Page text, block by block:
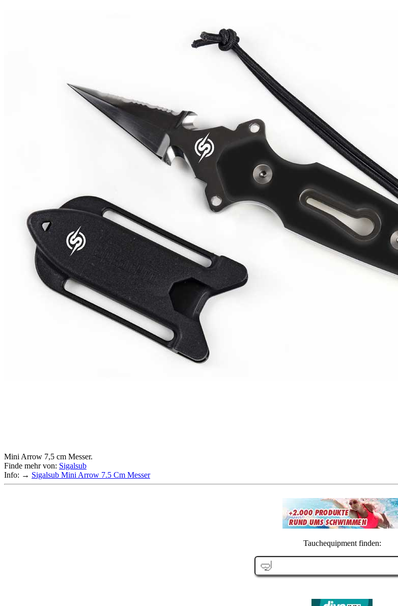
Mini Arrow 7,5 cm Messer.
Finde mehr von: Sigalsub
Info: → Sigalsub Mini Arrow 7.5 Cm Messer
Tauchequipment finden: